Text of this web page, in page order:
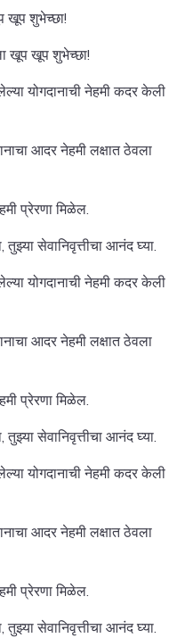
खूप शुभेच्छा!
खूप खूप शुभेच्छा!
योगदानाची नेहमी कदर केली
आदर नेहमी लक्षात ठेवला
प्रेरणा मिळेल.
सेवानिवृत्तीचा आनंद घ्या.
योगदानाची नेहमी कदर केली
आदर नेहमी लक्षात ठेवला
प्रेरणा मिळेल.
सेवानिवृत्तीचा आनंद घ्या.
योगदानाची नेहमी कदर केली
आदर नेहमी लक्षात ठेवला
प्रेरणा मिळेल.
सेवानिवृत्तीचा आनंद घ्या.